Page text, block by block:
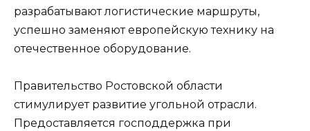
разрабатывают логистические маршруты,
успешно заменяют европейскую технику на
отечественное оборудование.
Правительство Ростовской области
стимулирует развитие угольной отрасли.
Предоставляется господдержка при